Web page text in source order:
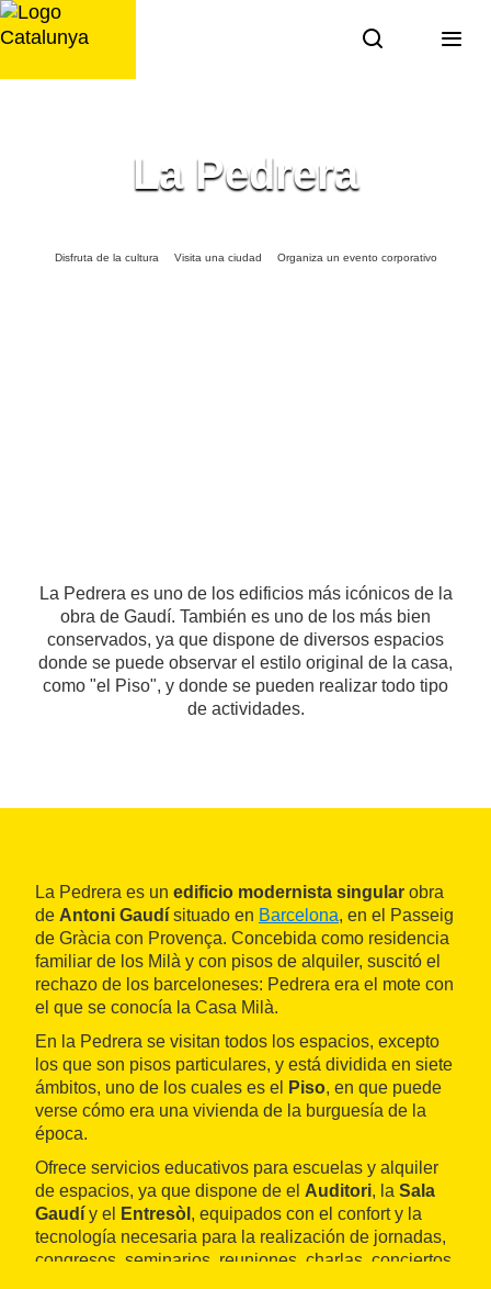
Saltar
al
La Pedrera
Disfruta de la cultura Visita una ciudad Organiza un evento corporativo
La Pedrera es uno de los edificios más icónicos de la
obra de Gaudí. También es uno de los más bien
conservados, ya que dispone de diversos espacios
donde se puede observar el estilo original de la casa,
como "el Piso", y donde se pueden realizar todo tipo
de actividades.
La Pedrera es un edificio modernista singular obra
de Antoni Gaudí situado en Barcelona, en el Passeig
de Gràcia con Provença. Concebida como residencia
familiar de los Milà y con pisos de alquiler, suscitó el
rechazo de los barceloneses: Pedrera era el mote con
el que se conocía la Casa Milà.
En la Pedrera se visitan todos los espacios, excepto
los que son pisos particulares, y está dividida en siete
ámbitos, uno de los cuales es el
Piso, en que puede
verse cómo era una vivienda de la burguesía de la
época.
Ofrece servicios educativos para escuelas y alquiler
de espacios, ya que dispone de el Auditori, la Sala
Gaudí y el Entresòl , equipados con el confort y la
tecnología necesaria para la realización de jornadas,
congresos, seminarios, reuniones, charlas, conciertos,